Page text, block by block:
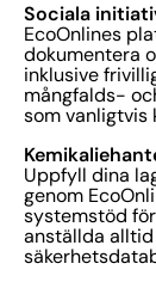
Sociala
EcoOnlines
dokumentera
inklusive
mångfalds-
som vanligtvis
Uppfyll dina
genom
systemstöd
anställda alltid